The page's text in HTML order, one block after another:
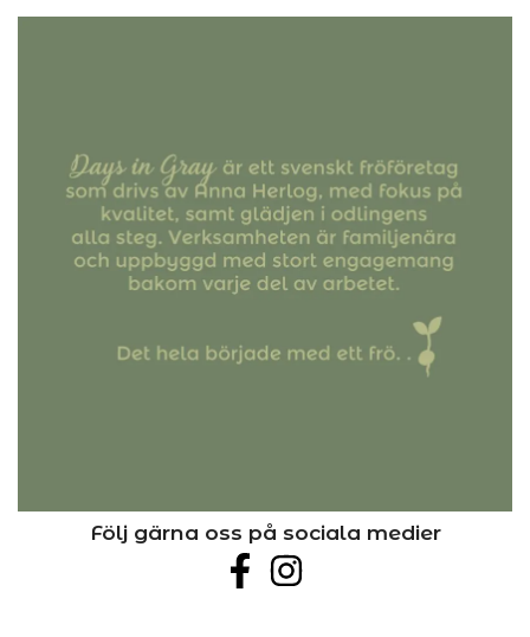
Följ gärna oss på sociala medier